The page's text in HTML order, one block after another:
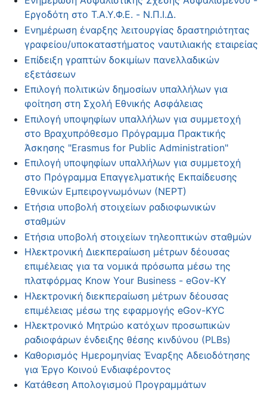
Εργοδότη στο Τ.Α.Υ.Φ.Ε. - Ν.Π.Ι.Δ.
Ενημέρωση έναρξης λειτουργίας δραστηριότητας
γραφείου/υποκαταστήματος ναυτιλιακής εταιρείας
Επίδειξη γραπτών δοκιμίων πανελλαδικών
εξετάσεων
Επιλογή πολιτικών δημοσίων υπαλλήλων για
φοίτηση στη Σχολή Εθνικής Ασφάλειας
Επιλογή υποψηφίων υπαλλήλων για συμμετοχή
στο Βραχυπρόθεσμο Πρόγραμμα Πρακτικής
Άσκησης "Erasmus for Public Administration"
Επιλογή υποψηφίων υπαλλήλων για συμμετοχή
στο Πρόγραμμα Επαγγελματικής Εκπαίδευσης
Εθνικών Εμπειρογνωμόνων (NEPT)
Ετήσια υποβολή στοιχείων ραδιοφωνικών
σταθμών
Ετήσια υποβολή στοιχείων τηλεοπτικών σταθμών
Ηλεκτρονική Διεκπεραίωση μέτρων δέουσας
επιμέλειας για τα νομικά πρόσωπα μέσω της
πλατφόρμας Know Your Business - eGov-KY
Ηλεκτρονική διεκπεραίωση μέτρων δέουσας
επιμέλειας μέσω της εφαρμογής eGov-KYC
Ηλεκτρονικό Μητρώο κατόχων προσωπικών
ραδιοφάρων ένδειξης θέσης κινδύνου (PLBs)
Καθορισμός Ημερομηνίας Έναρξης Αδειοδότησης
για Έργο Κοινού Ενδιαφέροντος
Κατάθεση Απολογισμού Προγραμμάτων